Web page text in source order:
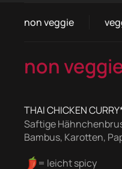
non veggie
non
THAI CHICKEN
Saftige
Bambus, Karotten,
= leicht spicy